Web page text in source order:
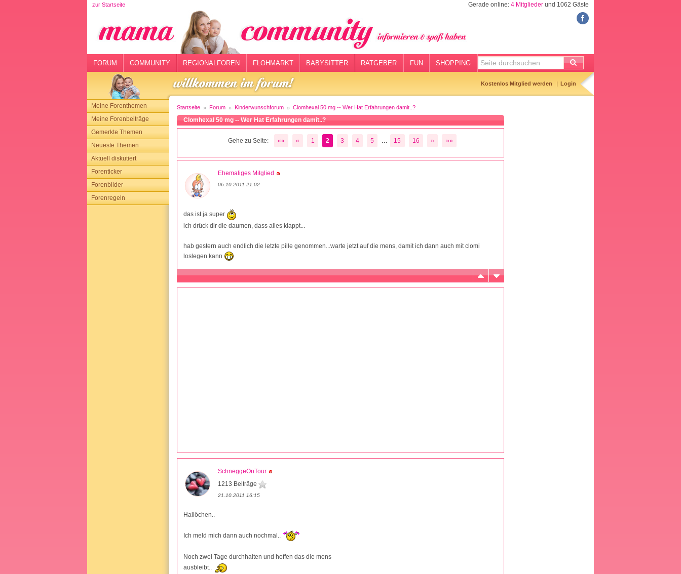
zur Startseite Gerade online: 4 Mitglieder und 1062 Gäste
FORUM COMMUNITY REGIONALFOREN FLOHMARKT BABYSITTER RATGEBER FUN SHOPPING
Kostenlos Mitglied werden Login
Meine Forenthemen
Meine Forenbeiträge
Gemerkte Themen
Neueste Themen
Aktuell diskutiert
Forenticker
Forenbilder
Forenregeln
Startseite Forum Kinderwunschforum Clomhexal 50 mg -- Wer Hat Erfahrungen damit..?
Clomhexal 50 mg -- Wer Hat Erfahrungen damit..?
Gehe zu Seite: «« « 1 2 3 4 5 15 16 » »»
Ehemaliges Mitglied
06.10.2011 21:02
das ist ja super
ich drück dir die daumen, dass alles klappt...
hab gestern auch endlich die letzte pille genommen...warte jetzt auf die mens, damit ich dann auch mit clomi
loslegen kann
SchneggeOnTour
1213 Beiträge
21.10.2011 16:15
Hallöchen..
Ich meld mich dann auch nochmal..
Noch zwei Tage durchhalten und hoffen das die mens
ausbleibt..